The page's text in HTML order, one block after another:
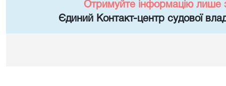
Отримуйте інформацію лише
Єдиний Контакт-центр судової